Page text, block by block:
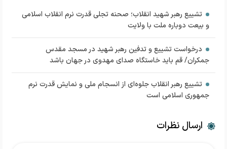
تشییع رهبر شهید انقلاب؛ صحنه تجلی قدرت نرم انقلاب اسلامی
و بیعت دوباره ملت با ولایت
درخواست تشییع و تدفین رهبر شهید در مسجد مقدس
جمکران/ قم باید خاستگاه صدای مهدوی در جهان باشد
تشییع رهبر انقلاب جلوه‌ای از انسجام ملی و نمایش قدرت نرم
جمهوری اسلامی است
ارسال نظرات